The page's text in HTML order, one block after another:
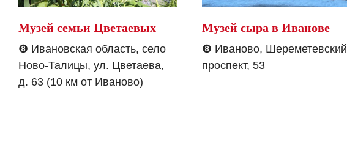
Музей семьи Цветаевых
❽ Ивановская область, село
Ново-Талицы, ул. Цветаева,
д. 63 (10 км от Иваново)
Музей сыра в Иванове
❽ Иваново, Шереметевский
проспект, 53